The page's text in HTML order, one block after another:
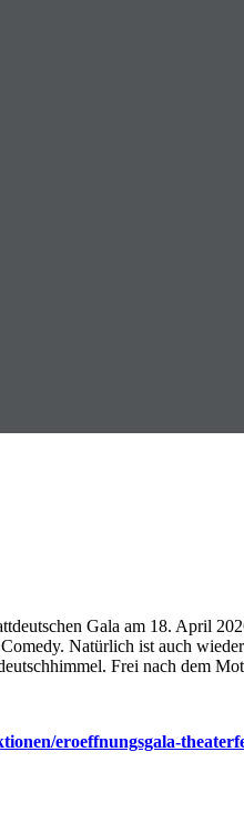
Gala am 18. April
Natürlich ist auch
Frei nach dem
eroeffnungsgala-